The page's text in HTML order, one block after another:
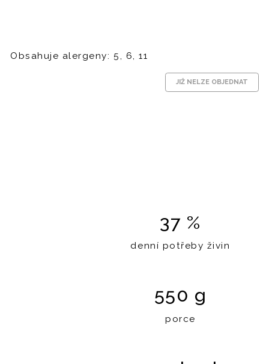
Obsahuje alergeny: 5, 6, 11
JIŽ NELZE OBJEDNAT
37 %
denní potřeby živin
550 g
porce